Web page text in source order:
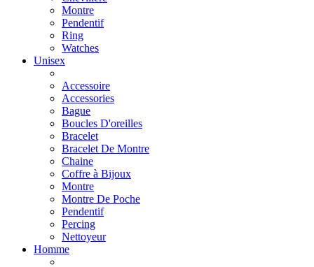
Montre
Pendentif
Ring
Watches
Unisex
Accessoire
Accessories
Bague
Boucles D'oreilles
Bracelet
Bracelet De Montre
Chaine
Coffre à Bijoux
Montre
Montre De Poche
Pendentif
Percing
Nettoyeur
Homme